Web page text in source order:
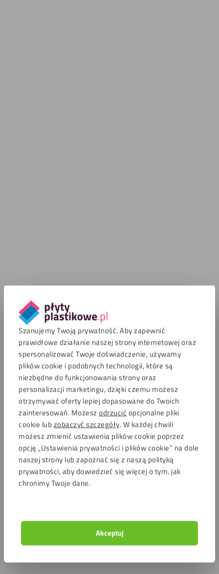
Szanujemy Twoją prywatność. Aby zapewnić
prawidłowe działanie naszej strony internetowej oraz
spersonalizować Twoje doświadczenie, używamy
plików cookie i podobnych technologii, które są
niezbędne do funkcjonowania strony oraz
personalizacji marketingu, dzięki czemu możesz
otrzymywać oferty lepiej dopasowane do Twoich
zainteresowań. Możesz odrzucić opcjonalne pliki
cookie lub zobaczyć szczegóły. W każdej chwili
możesz zmienić ustawienia plików cookie poprzez
opcję „Ustawienia prywatności i plików cookie” na dole
naszej strony lub zapoznać się z naszą polityką
prywatności, aby dowiedzieć się więcej o tym, jak
chronimy Twoje dane.
Akceptuj